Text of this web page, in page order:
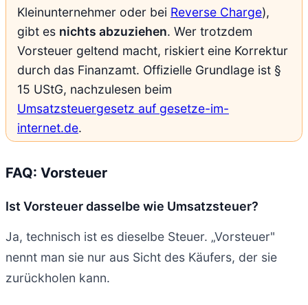
Kleinunternehmer oder bei Reverse Charge),
gibt es nichts abzuziehen. Wer trotzdem
Vorsteuer geltend macht, riskiert eine Korrektur
durch das Finanzamt. Offizielle Grundlage ist §
15 UStG, nachzulesen beim
Umsatzsteuergesetz auf gesetze-im-
internet.de.
FAQ: Vorsteuer
Ist Vorsteuer dasselbe wie Umsatzsteuer?
Ja, technisch ist es dieselbe Steuer. „Vorsteuer"
nennt man sie nur aus Sicht des Käufers, der sie
zurückholen kann.